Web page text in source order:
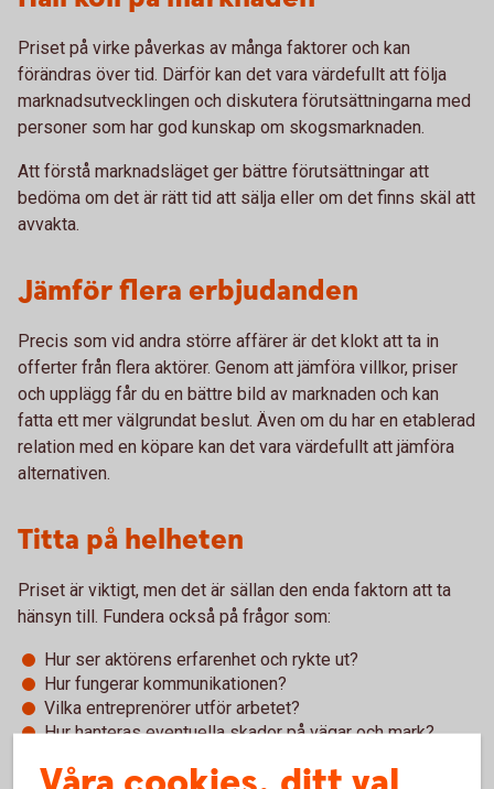
Priset på virke påverkas av många faktorer och kan
förändras över tid. Därför kan det vara värdefullt att följa
marknadsutvecklingen och diskutera förutsättningarna med
personer som har god kunskap om skogsmarknaden.
Att förstå marknadsläget ger bättre förutsättningar att
bedöma om det är rätt tid att sälja eller om det finns skäl att
avvakta.
Jämför flera erbjudanden
Precis som vid andra större affärer är det klokt att ta in
offerter från flera aktörer. Genom att jämföra villkor, priser
och upplägg får du en bättre bild av marknaden och kan
fatta ett mer välgrundat beslut. Även om du har en etablerad
relation med en köpare kan det vara värdefullt att jämföra
alternativen.
Titta på helheten
Priset är viktigt, men det är sällan den enda faktorn att ta
hänsyn till. Fundera också på frågor som:
Hur ser aktörens erfarenhet och rykte ut?
Hur fungerar kommunikationen?
Vilka entreprenörer utför arbetet?
Hur hanteras eventuella skador på vägar och mark?